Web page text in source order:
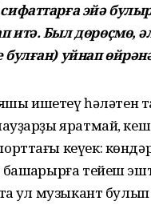
эйә
итә. Был дөрөҫмө,
булған) уйнап
ишетеү һәләтен
яратмай,
кеүек:
тейеш
ҡул музыкант булып